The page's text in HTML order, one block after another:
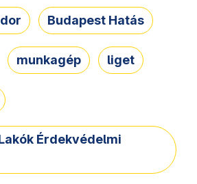
Budapest Hatás
munkagép liget
Érdekvédelmi